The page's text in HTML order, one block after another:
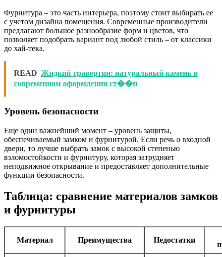
Фурнитура – это часть интерьера, поэтому стоит выбирать ее
с учетом дизайна помещения. Современные производители
предлагают большое разнообразие форм и цветов, что
позволяет подобрать вариант под любой стиль – от классики
до хай-тека.
READ Жидкий травертин: натуральный камень в
современном оформлении ст��н
Уровень безопасности
Еще один важнейший момент – уровень защиты,
обеспечиваемый замком и фурнитурой. Если речь о входной
двери, то лучше выбрать замок с высокой степенью
взломостойкости и фурнитуру, которая затрудняет
неподвижное открывание и предоставляет дополнительные
функции безопасности.
Таблица: сравнение материалов замков
и фурнитуры
Материал Преимущества Недостатки